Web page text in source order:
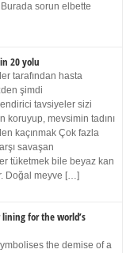
Burada sorun elbette
20 yolu
tarafından hasta
şimdi
tavsiyeler sizi
koruyup, mevsimin tadını
kaçınmak Çok fazla
savaşan
tüketmek bile beyaz kan
Doğal meyve […]
for the world’s
the demise of a